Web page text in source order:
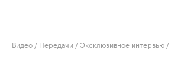
Видео / Передачи /Эксклюзивное интервью /